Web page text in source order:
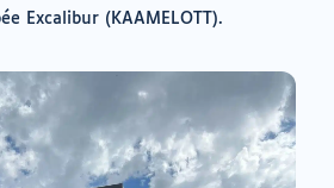
Excalibur (KAAMELOTT).